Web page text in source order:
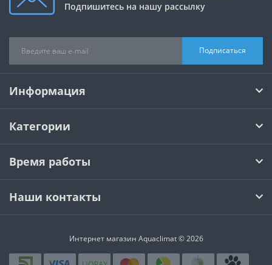
Подпишитесь на нашу рассылку
Подписаться
Информация
Категории
Время работы
Наши контакты
Интернет магазин Aquaclimat © 2026